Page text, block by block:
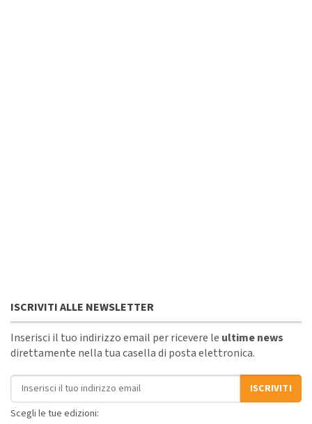
ISCRIVITI ALLE NEWSLETTER
Inserisci il tuo indirizzo email per ricevere le ultime news
direttamente nella tua casella di posta elettronica.
Indirizzo email
ISCRIVITI
Scegli le tue edizioni: